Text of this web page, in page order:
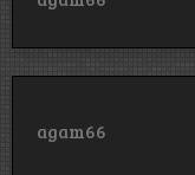
agam66